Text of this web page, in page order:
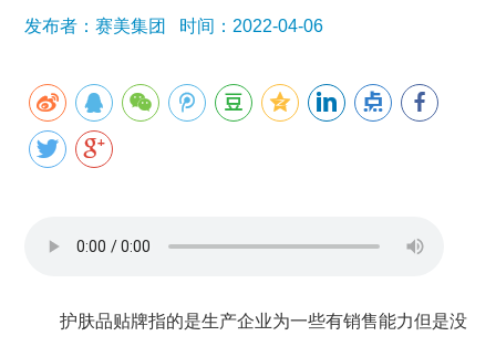
集团新闻 行业新闻 公司新闻 产品百科
媒体报道
公众号资讯
发布者：赛美集团 时间：2022-04-06
护肤品贴牌指的是生产企业为一些有销售能力但是没